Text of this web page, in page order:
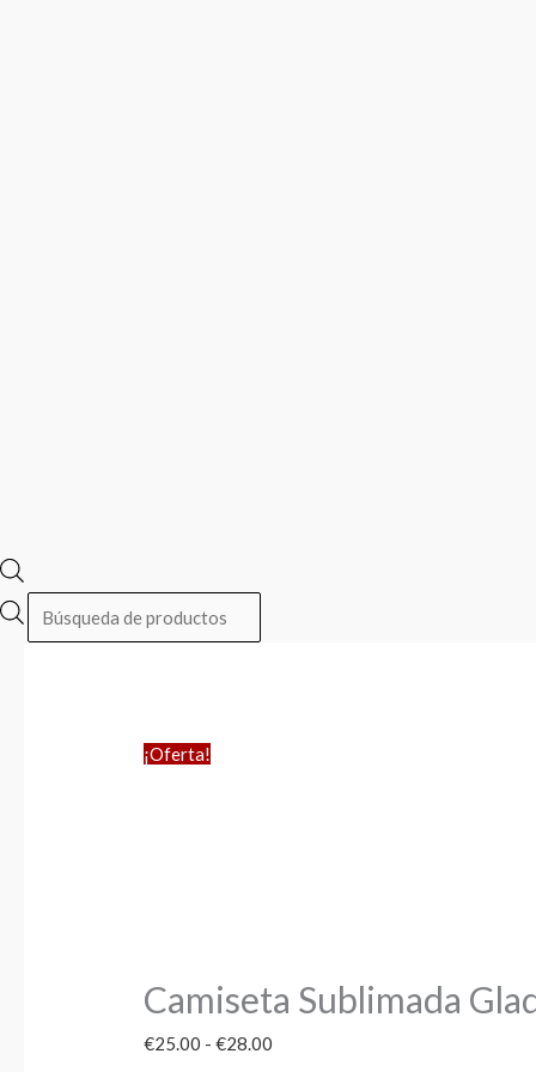
¡Oferta!
Camiseta Sublimada
€25.00 - €28.00